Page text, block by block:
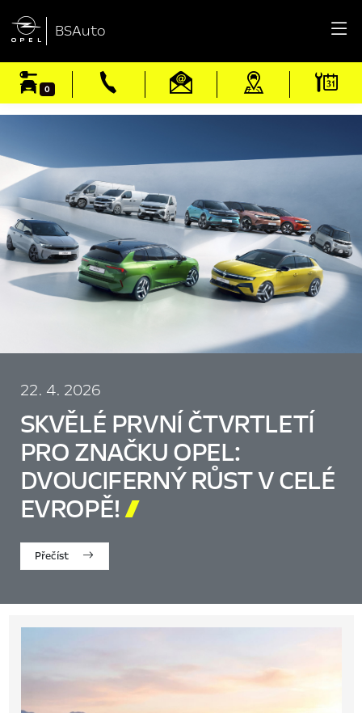
 BSAuto
0
22. 4. 2026
SKVĚLÉ PRVNÍ ČTVRTLETÍ
PRO ZNAČKU OPEL:
DVOUCIFERNÝ RŮST V CELÉ
EVROPĚ!
Přečíst